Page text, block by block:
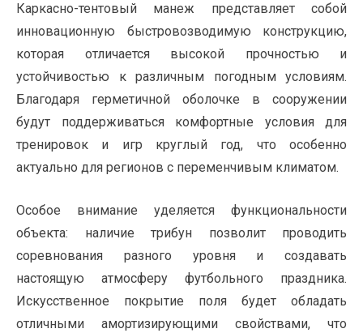
Каркасно-тентовый манеж представляет собой
инновационную быстровозводимую конструкцию,
которая отличается высокой прочностью и
устойчивостью к различным погодным условиям.
Благодаря герметичной оболочке в сооружении
будут поддерживаться комфортные условия для
тренировок и игр круглый год, что особенно
актуально для регионов с переменчивым климатом.
Особое внимание уделяется функциональности
объекта: наличие трибун позволит проводить
соревнования разного уровня и создавать
настоящую атмосферу футбольного праздника.
Искусственное покрытие поля будет обладать
отличными амортизирующими свойствами, что